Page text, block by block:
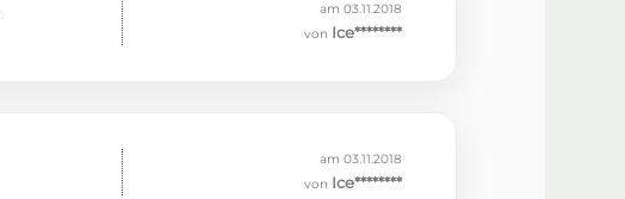
am 03.11.2018
von Ice********
am 03.11.2018
von Ice********